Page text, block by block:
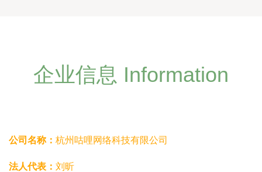
企业信息 Information
公司名称： 杭州咕哩网络科技有限公司
法人代表： 刘昕